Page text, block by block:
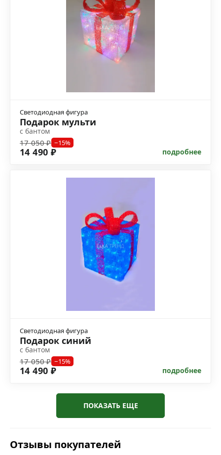
Светодиодная фигура
Подарок мульти
с бантом
17 050 ₽ −15%
14 490 ₽ подробнее
Светодиодная фигура
Подарок синий
с бантом
17 050 ₽ −15%
14 490 ₽ подробнее
ПОКАЗАТЬ ЕЩЕ
Отзывы покупателей